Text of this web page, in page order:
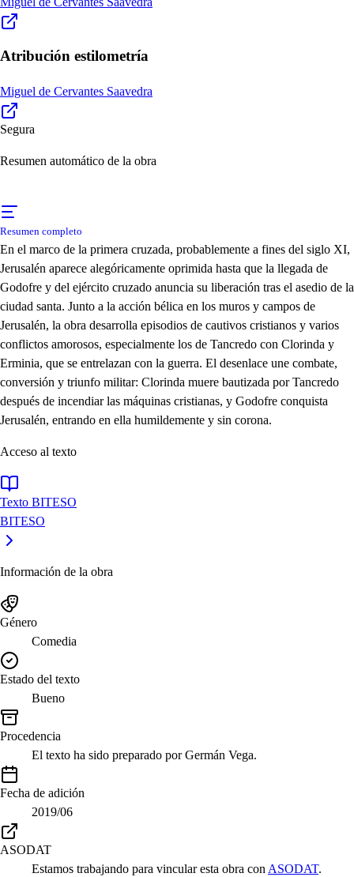
Atribución estilometría
Miguel de Cervantes Saavedra
Segura
Resumen automático de la obra
Resumen completo
En el marco de la primera cruzada, probablemente a fines del siglo XI,
Jerusalén aparece alegóricamente oprimida hasta que la llegada de
Godofre y del ejército cruzado anuncia su liberación tras el asedio de la
ciudad santa. Junto a la acción bélica en los muros y campos de
Jerusalén, la obra desarrolla episodios de cautivos cristianos y varios
conflictos amorosos, especialmente los de Tancredo con Clorinda y
Erminia, que se entrelazan con la guerra. El desenlace une combate,
conversión y triunfo militar: Clorinda muere bautizada por Tancredo
después de incendiar las máquinas cristianas, y Godofre conquista
Jerusalén, entrando en ella humildemente y sin corona.
Acceso al texto
Texto BITESO
BITESO
Información de la obra
Género
Comedia
Estado del texto
Bueno
Procedencia
El texto ha sido preparado por Germán Vega.
Fecha de adición
2019/06
ASODAT
Estamos trabajando para vincular esta obra con ASODAT.